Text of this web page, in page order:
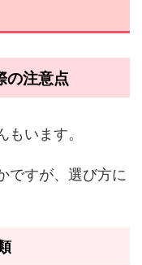
の注意点
います。
ですが、選び方に